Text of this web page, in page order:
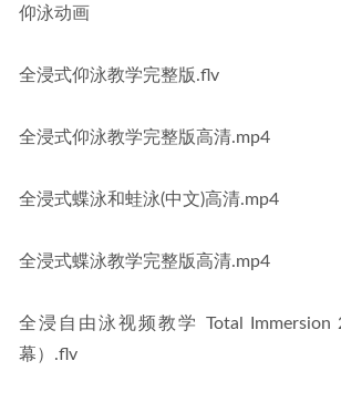
仰泳动画
全浸式仰泳教学完整版.flv
全浸式仰泳教学完整版高清.mp4
全浸式蝶泳和蛙泳(中文)高清.mp4
全浸式蝶泳教学完整版高清.mp4
全浸自由泳视频教学 Total Immersion
幕）.flv